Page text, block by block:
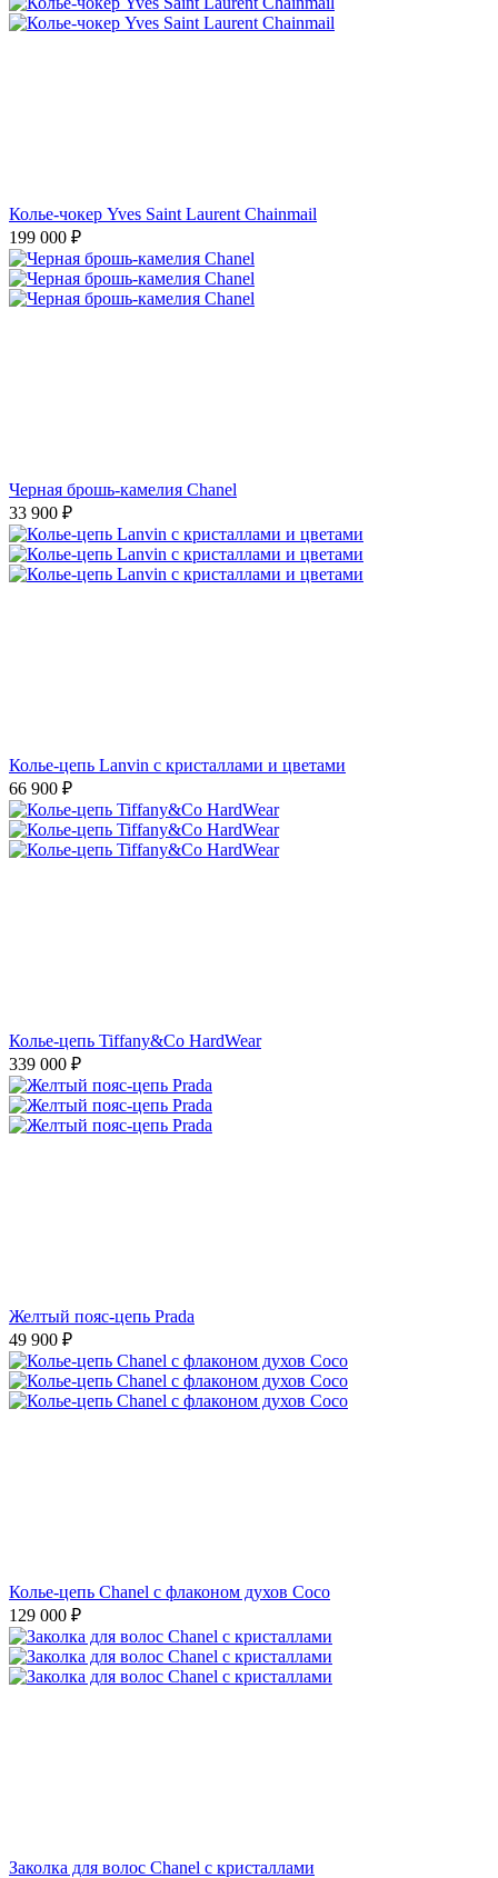
Колье-чокер Yves Saint Laurent Chainmail
199 000 ₽
Черная брошь-камелия Chanel
33 900 ₽
Колье-цепь Lanvin с кристаллами и цветами
66 900 ₽
Колье-цепь Tiffany&Co HardWear
339 000 ₽
Желтый пояс-цепь Prada
49 900 ₽
Колье-цепь Chanel с флаконом духов Coco
129 000 ₽
Заколка для волос Chanel с кристаллами